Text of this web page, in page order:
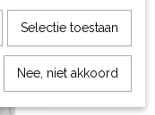
Selectie toestaan
Nee, niet akkoord